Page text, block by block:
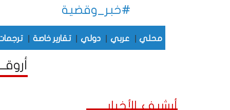
#خبر_وقضية
محلي عربي دولي تقارير خاصة
أرشيف الأخبار